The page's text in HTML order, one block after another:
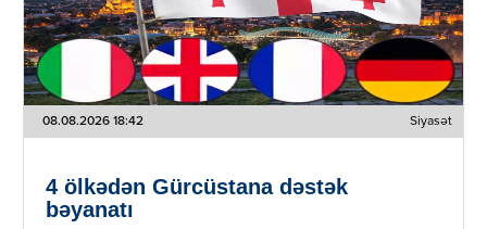
08.08.2026 18:42 Siyasət
4 ölkədən Gürcüstana dəstək
bəyanatı